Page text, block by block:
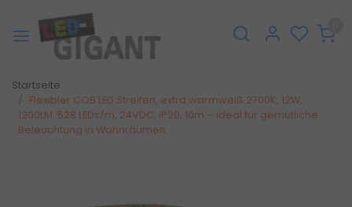
Startseite
Flexibler COB LED Streifen, extra warmweiß 2700K, 12W,
1200LM, 528 LEDs/m, 24VDC, IP20, 10m – ideal für gemütliche
Beleuchtung in Wohnräumen